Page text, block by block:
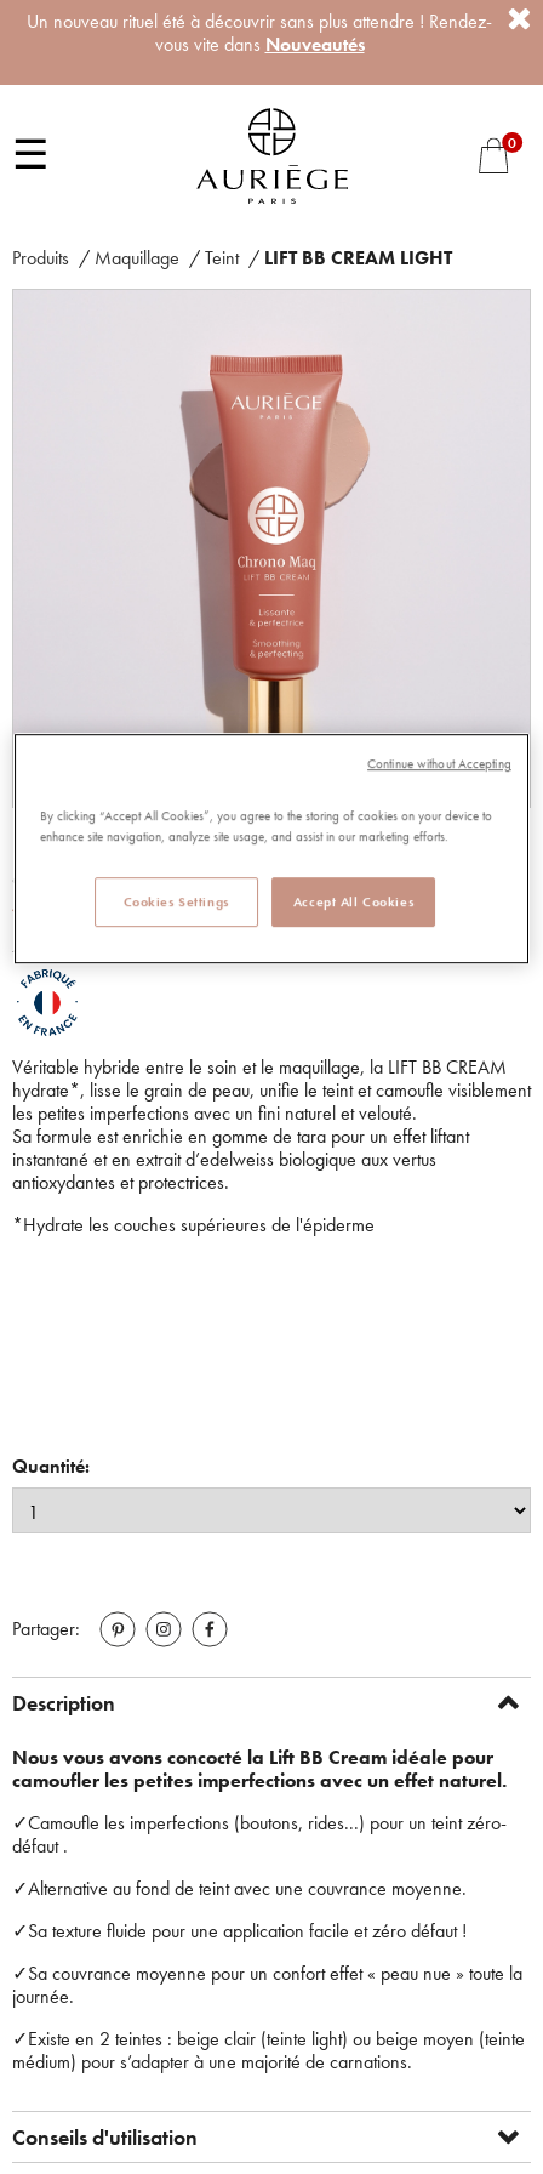
Un nouveau rituel été à découvrir sans plus attendre ! Rendez-
vous vite dans Nouveautés
☰ 0
Produits / Maquillage /Teint / LIFT BB CREAM LIGHT
LIFT BB CREAM LIGHT
96973
4.54 out of 5 Customer Rating
4.54/5.00 Lire les avis
49,00 €
Véritable hybride entre le soin et le maquillage, la LIFT BB CREAM
hydrate*, lisse le grain de peau, unifie le teint et camoufle visiblement
les petites imperfections avec un fini naturel et velouté.
Sa formule est enrichie en gomme de tara pour un effet liftant
instantané et en extrait d’edelweiss biologique aux vertus
antioxydantes et protectrices.
*Hydrate les couches supérieures de l'épiderme
Quantité:
Partager:
Description
Nous vous avons concocté la Lift BB Cream idéale pour
camoufler les petites imperfections avec un effet naturel.
✓Camoufle les imperfections (boutons, rides...) pour un teint zéro-
défaut .
✓Alternative au fond de teint avec une couvrance moyenne.
✓Sa texture fluide pour une application facile et zéro défaut !
✓Sa couvrance moyenne pour un confort effet « peau nue » toute la
journée.
✓Existe en 2 teintes : beige clair (teinte light) ou beige moyen (teinte
médium) pour s’adapter à une majorité de carnations.
Conseils d'utilisation
By clicking “Accept All Cookies”, you agree to the storing of cookies on your device to
enhance site navigation, analyze site usage, and assist in our marketing efforts.
Accept All Cookies
Cookies Settings
Continue without Accepting